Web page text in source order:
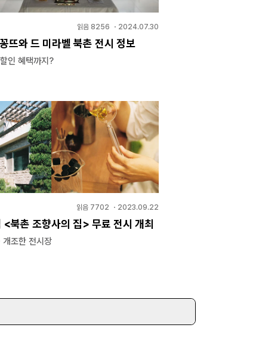
읽음 8256 ・ 2024.07.30
뜨와 드 미라벨 북촌 전시 정보
인 혜택까지?
읽음 7702 ・ 2023.09.22
<북촌 조향사의 집> 무료 전시 개최
개조한 전시장